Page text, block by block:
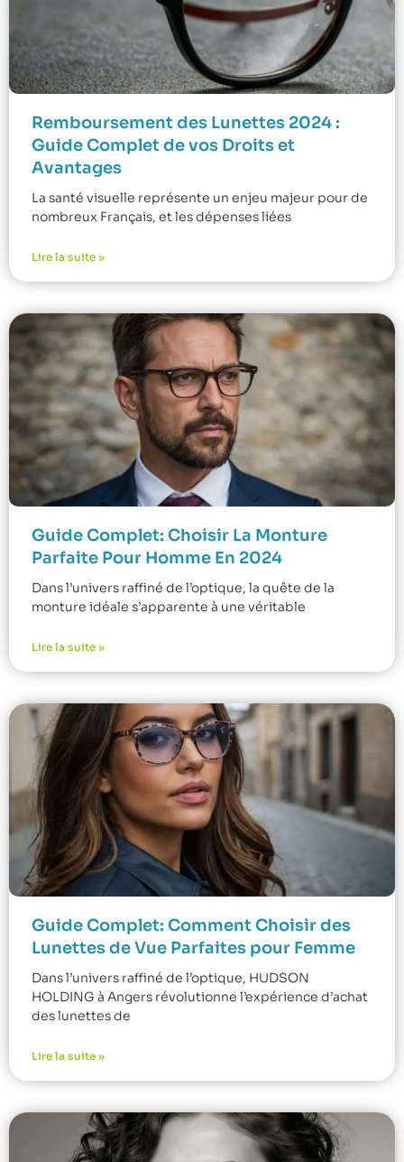
Remboursement des Lunettes 2024 :
Guide Complet de vos Droits et
Avantages
La santé visuelle représente un enjeu majeur pour de
nombreux Français, et les dépenses liées
Lire la suite »
Guide Complet: Choisir La Monture
Parfaite Pour Homme En 2024
Dans l’univers raffiné de l’optique, la quête de la
monture idéale s’apparente à une véritable
Lire la suite »
Guide Complet: Comment Choisir des
Lunettes de Vue Parfaites pour Femme
Dans l’univers raffiné de l’optique, HUDSON
HOLDING à Angers révolutionne l’expérience d’achat
des lunettes de
Lire la suite »